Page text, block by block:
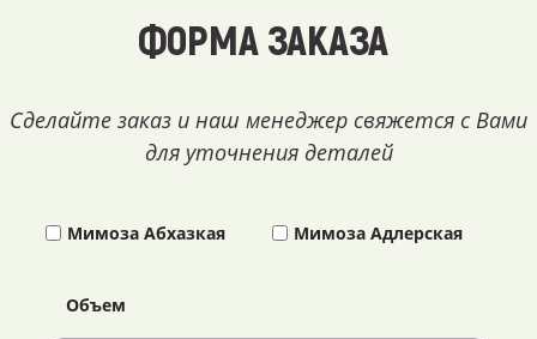
ФОРМА ЗАКАЗА
Сделайте заказ и наш менеджер свяжется с Вами
для уточнения деталей
Мимоза Абхазкая Мимоза Адлерская
Объем